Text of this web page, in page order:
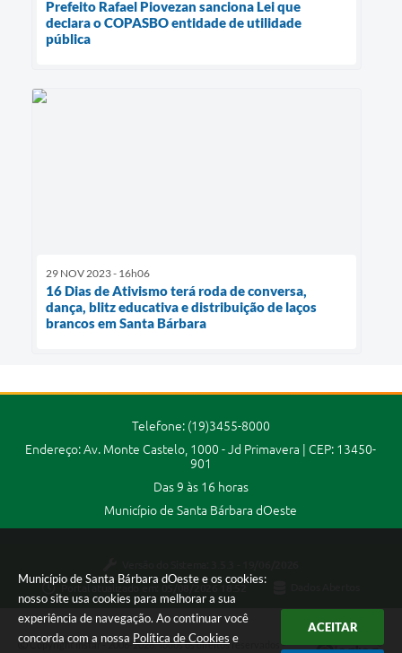
Município de Santa Bárbara dOeste e os cookies:
nosso site usa cookies para melhorar a sua
experiência de navegação. Ao continuar você
concorda com a nossa Política de Cookies e
ACEITAR
Prefeito Rafael Piovezan sanciona Lei que
declara o COPASBO entidade de utilidade
pública
29 NOV 2023 - 16h06
16 Dias de Ativismo terá roda de conversa,
dança, blitz educativa e distribuição de laços
brancos em Santa Bárbara
Telefone: (19)3455-8000
Endereço: Av. Monte Castelo, 1000 - Jd Primavera | CEP: 13450-
901
Das 9 às 16 horas
Município de Santa Bárbara dOeste
Copyright Instar - 2006-2026. Todos os direitos reservados -